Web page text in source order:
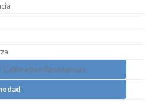
Calibracion Resistencias